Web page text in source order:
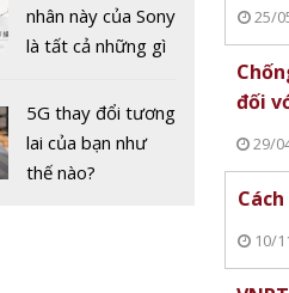
nhân này của Sony
là tất cả những gì
sót qua mùa hè
nóng nực
5G thay đổi tương
lai của bạn như
thế nào?
25/
đối
29/
10/